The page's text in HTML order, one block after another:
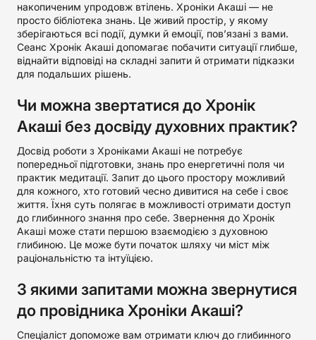
накопиченим упродовж втілень. Хроніки Акаші — не
просто бібліотека знань. Це живий простір, у якому
зберігаються всі події, думки й емоції, пов’язані з вами.
Сеанс Хронік Акаші допомагає побачити ситуації глибше,
віднайти відповіді на складні запити й отримати підказки
для подальших рішень.
Чи можна звертатися до Хронік
Акаші без досвіду духовних практик?
Досвід роботи з Хроніками Акаші не потребує
попередньої підготовки, знань про енергетичні поля чи
практик медитації. Запит до цього простору можливий
для кожного, хто готовий чесно дивитися на себе і своє
життя. Їхня суть полягає в можливості отримати доступ
до глибинного знання про себе. Звернення до Хронік
Акаші може стати першою взаємодією з духовною
глибиною. Це може бути початок шляху чи міст між
раціональністю та інтуїцією.
З якими запитами можна звернутися
до провідника Хроніки Акаші?
Спеціаліст допоможе вам отримати ключ до глибинного